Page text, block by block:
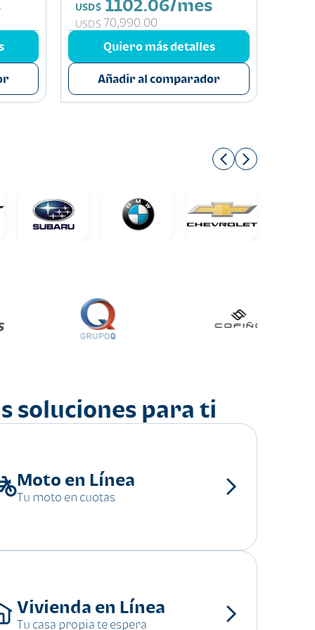
USD$ 1102.06/mes
USD$ 70,990.00
Quiero más detalles
Añadir al comparador
soluciones para ti
Moto en Línea
Tu moto en cuotas
Vivienda en Línea
Tu casa propia te espera